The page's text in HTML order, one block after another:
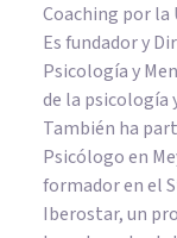
Coaching por la
Es fundador y
Psicología y
de la psicología
También ha
Psicólogo en
formador en el
Iberostar, un